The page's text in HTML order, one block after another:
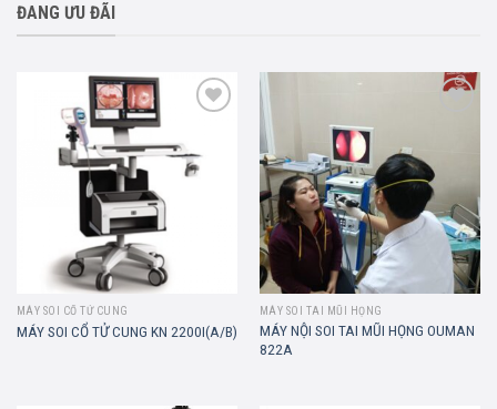
ĐANG ƯU ĐÃI
MÁY SOI CỔ TỬ CUNG
MÁY SOI CỔ TỬ CUNG KN 2200I(A/B)
MÁY SOI TAI MŨI HỌNG
MÁY NỘI SOI TAI MŨI HỌNG OUMAN
822A